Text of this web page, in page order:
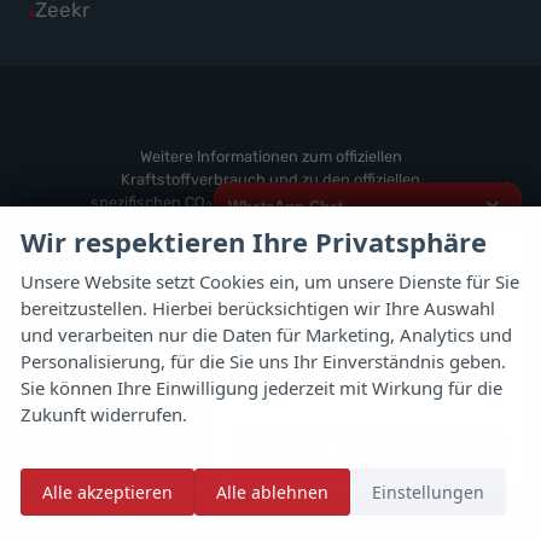
WhatsApp Chat ×
ich interessiere mich für das oben
genannte Fahrzeug und freue mich
über Eure Kontaktaufnahme.
Viele Grüße
anzeigen
Volvo
Zeekr
Alle
Weitere Informationen zum offiziellen
Kraftstoffverbrauch und zu den offiziellen
spezifischen CO2
-Emissionen und gegebenenfalls
'Leitfaden über den offiziellen Kraftstoffverbrauch,
den offiziellen Stromverbrauch neuer PKW'
entnommen werden, der an allen Verkaufsstellen
und bei der 'Deutschen Automobil Treuhand
GmbH' unentgeltlich erhältlich ist unter
www.dat.de.
© 2026 Autoflex 24 GmbH
Wir respektieren Ihre Privatsphäre
Unsere Website setzt Cookies ein, um unsere Dienste für Sie
bereitzustellen. Hierbei berücksichtigen wir Ihre Auswahl
und verarbeiten nur die Daten für Marketing, Analytics und
Personalisierung, für die Sie uns Ihr Einverständnis geben.
Sie können Ihre Einwilligung jederzeit mit Wirkung für die
Zukunft widerrufen.
Alle akzeptieren Alle ablehnen Einstellungen